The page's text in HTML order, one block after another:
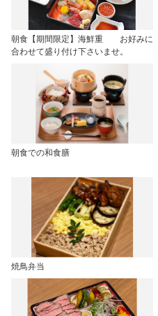
朝食【期間限定】海鮮重 お好みに
合わせて盛り付け下さいませ。
朝食での和食膳
焼鳥弁当